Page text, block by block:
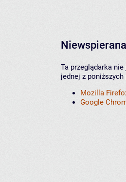
Ta przeglądarka
jednej z poniższych
Mozilla
Google